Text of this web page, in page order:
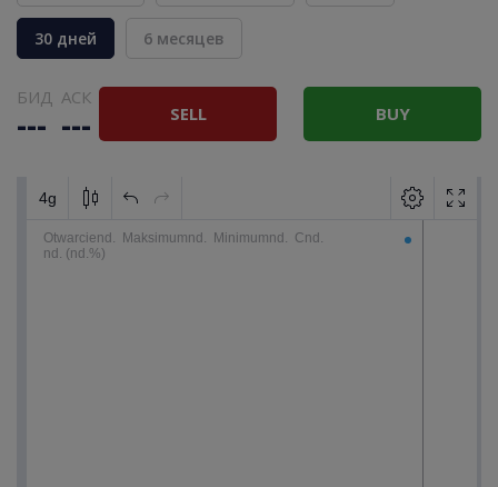
30 дней 6 месяцев
БИД
---
АСК
--- SELL BUY